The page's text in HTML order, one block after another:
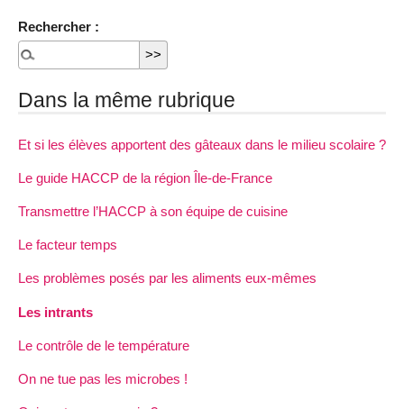
Rechercher :
Dans la même rubrique
Et si les élèves apportent des gâteaux dans le milieu scolaire ?
Le guide HACCP de la région Île-de-France
Transmettre l’HACCP à son équipe de cuisine
Le facteur temps
Les problèmes posés par les aliments eux-mêmes
Les intrants
Le contrôle de le température
On ne tue pas les microbes !